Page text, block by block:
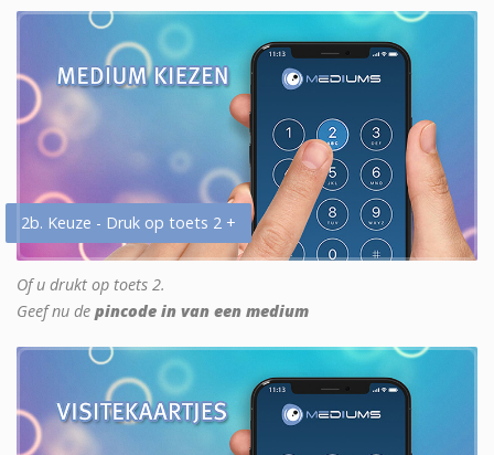
2b. Keuze - Druk op toets 2 +
Of u drukt op toets 2.
Geef nu de pincode in van een medium